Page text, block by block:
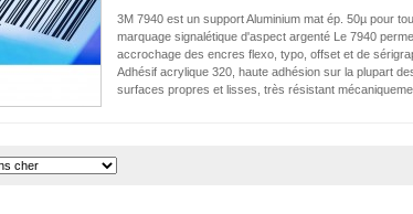
3M 7940 est un support Aluminium mat ép. 50µ pour
marquage signalétique d'aspect argenté Le 7940
accrochage des encres flexo, typo, offset et de
Adhésif acrylique 320, haute adhésion sur la plupart
surfaces propres et lisses, très résistant